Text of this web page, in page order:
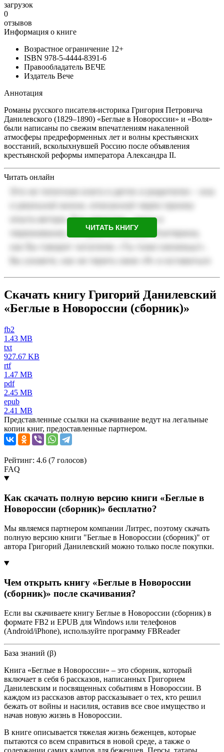
загрузок
0
отзывов
Информация о книге
Возрастное ограничение 12+
ISBN 978-5-4444-8391-6
Правообладатель ВЕЧЕ
Издатель Вече
Аннотация
Романы русского писателя-историка Григория Петровича
Данилевского (1829–1890) «Беглые в Новороссии» и «Воля»
были написаны по свежим впечатлениям накаленной
атмосферы предреформенных лет и волны крестьянских
восстаний, всколыхнувшей Россию после объявления
крестьянской реформы императора Александра II.
Читать онлайн
ЧИТАТЬ КНИГУ
Скачать книгу Григорий Данилевский
«Беглые в Новороссии (сборник)»
fb2
1.43 MB
txt
927.67 KB
rtf
1.47 MB
pdf
2.45 MB
epub
2.41 MB
Представленные ссылки на скачивание ведут на легальные
копии книг, предоставленные партнером.
Рейтинг: 4.6 (7 голосов)
FAQ
Как скачать полную версию книги «Беглые в
Новороссии (сборник)» бесплатно?
Мы являемся партнером компании Литрес, поэтому скачать
полную версию книги "Беглые в Новороссии (сборник)" от
автора Григорий Данилевский можно только после покупки.
Чем открыть книгу «Беглые в Новороссии
(сборник)» после скачивания?
Если вы скачиваете книгу Беглые в Новороссии (сборник) в
формате FB2 и EPUB для Windows или телефонов
(Android/iPhone), используйте программу FBReader
База знаний (β)
Книга «Беглые в Новороссии» – это сборник, который
включает в себя 6 рассказов, написанных Григорием
Данилевским и посвященных событиям в Новороссии. В
каждом из рассказов автор рассказывает о тех, кто решил
бежать от войны и насилия, оставив все свое имущество и
начав новую жизнь в Новороссии.
В книге описывается тяжелая жизнь беженцев, которые
пытаются со всем справиться в новой среде, а также о
содержании самих кампов для беженцев. Персы, татары,